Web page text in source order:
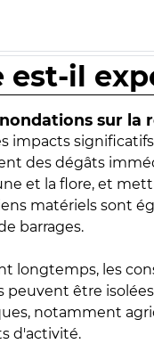
il
sur la
impacts
des dégâts
et la flore, et
matériels sont
barrages.
longtemps, les
peuvent être
notamment
d'activité.